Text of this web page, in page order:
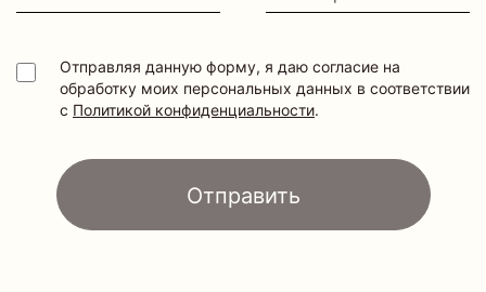
Отправляя данную форму, я даю согласие на
обработку моих персональных данных в соответствии
с Политикой конфиденциальности.
Отправить